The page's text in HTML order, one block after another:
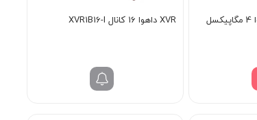
دوربین مداربسته داهوا 4 مگاپیکسل
XVR داهوا 16 کانال XVR1B16-I